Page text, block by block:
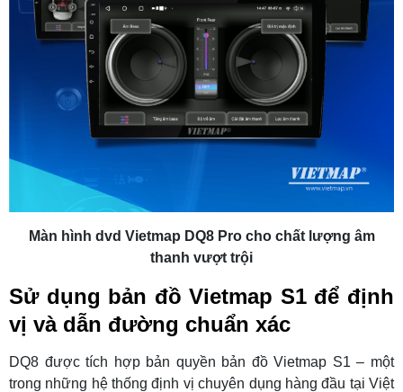
Màn hình dvd Vietmap DQ8 Pro cho chất lượng âm
thanh vượt trội
Sử dụng bản đồ Vietmap S1 để định
vị và dẫn đường chuẩn xác
DQ8 được tích hợp bản quyền bản đồ Vietmap S1 – một
trong những hệ thống định vị chuyên dụng hàng đầu tại Việt